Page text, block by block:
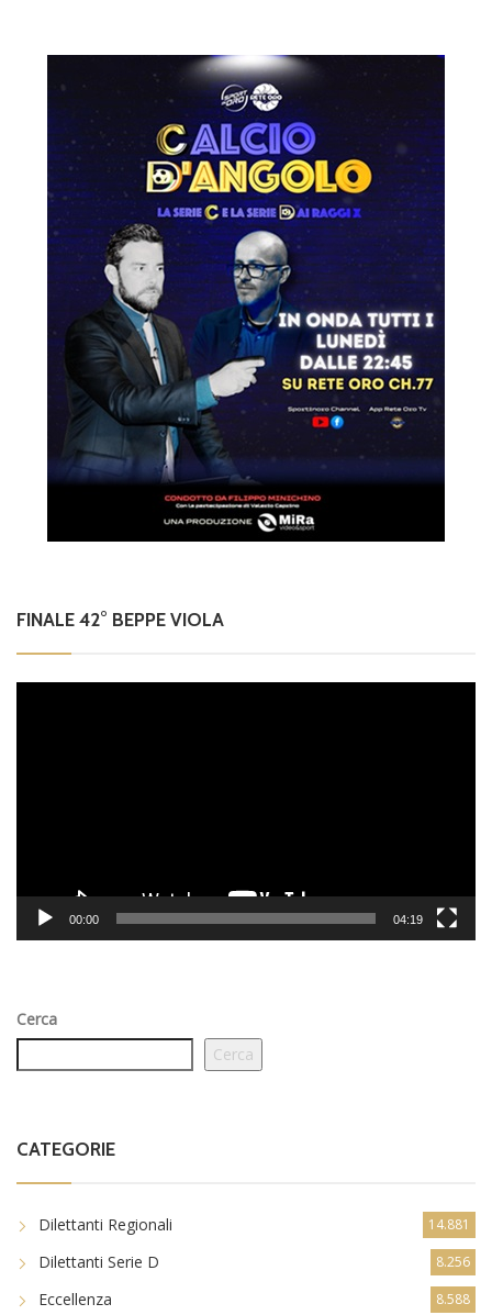
FINALE 42° BEPPE VIOLA
00:00 04:19
Cerca
Cerca
CATEGORIE
Dilettanti Regionali 14.881
Dilettanti Serie D 8.256
Eccellenza 8.588